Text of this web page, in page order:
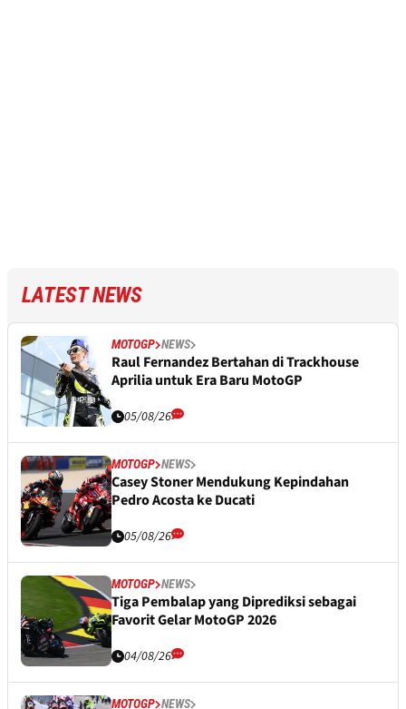
LATEST NEWS
MOTOGP NEWS
Raul Fernandez Bertahan di Trackhouse
Aprilia untuk Era Baru MotoGP
05/08/26
MOTOGP NEWS
Casey Stoner Mendukung Kepindahan
Pedro Acosta ke Ducati
05/08/26
MOTOGP NEWS
Tiga Pembalap yang Diprediksi sebagai
Favorit Gelar MotoGP 2026
04/08/26
MOTOGP NEWS